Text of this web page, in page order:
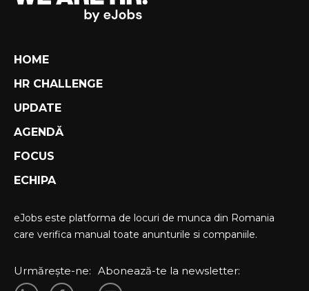
HOME
HR CHALLENGE
UPDATE
AGENDĂ
FOCUS
ECHIPA
eJobs este platforma de locuri de munca din Romania
care verifica manual toate anunturile si companiile.
Urmărește-ne: Abonează-te la newsletter: